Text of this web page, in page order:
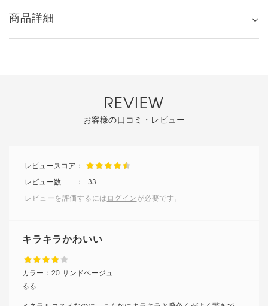
商品詳細
REVIEW
お客様の口コミ・レビュー
33
レビューを評価するには ログイン が必要です。
キラキラかわいい
るる
カラー： 20 サンドベージュ